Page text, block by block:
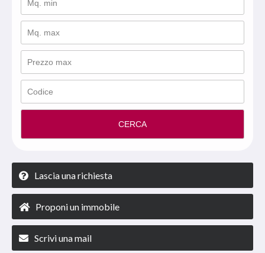
CERCA
Lascia una richiesta
Proponi un immobile
Scrivi una mail